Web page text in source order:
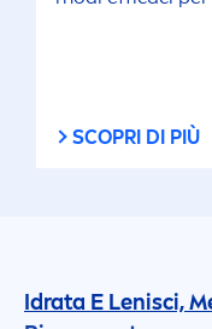
SCOPRI DI PIÙ
Idrata E Lenisci,